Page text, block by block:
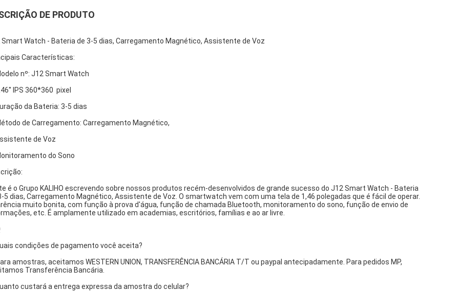
DE PRODUTO
Smart Watch - Bateria de 3-5 dias, Carregamento Magnético, Assistente de Voz
Características:
nº: J12 Smart Watch
IPS 360*360 pixel
da Bateria: 3-5 dias
de Carregamento: Carregamento Magnético,
de Voz
do Sono
é o Grupo KALIHO escrevendo sobre nossos produtos recém-desenvolvidos de grande sucesso do J12 Smart Watch - Bateria
5 dias, Carregamento Magnético, Assistente de Voz. O smartwatch vem com uma tela de 1,46 polegadas que é fácil de operar.
muito bonita, com função à prova d'água, função de chamada Bluetooth, monitoramento do sono, função de envio de
etc. É amplamente utilizado em academias, escritórios, famílias e ao ar livre.
condições de pagamento você aceita?
amostras, aceitamos WESTERN UNION, TRANSFERÊNCIA BANCÁRIA T/T ou paypal antecipadamente. Para pedidos MP,
Transferência Bancária.
custará a entrega expressa da amostra do celular?